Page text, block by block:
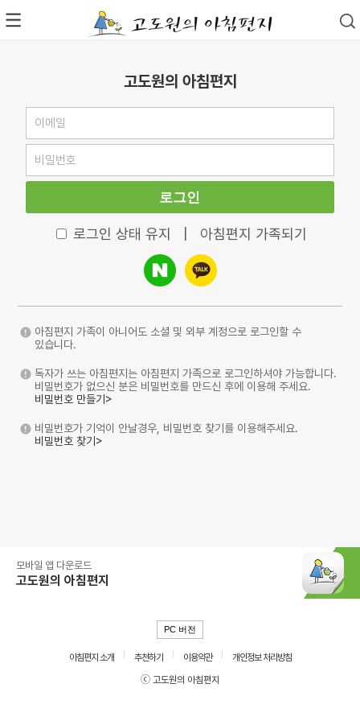
고도원의 아침편지
로그인
로그인 상태 유지 아침편지 가족되기
아침편지 가족이 아니어도 소셜 및 외부 계정으로 로그인할 수
있습니다.
독자가 쓰는 아침편지는 아침편지 가족으로 로그인하셔야 가능합니다.
비밀번호가 없으신 분은 비밀번호를 만드신 후에 이용해 주세요.
비밀번호 만들기>
비밀번호가 기억이 안날경우, 비밀번호 찾기를 이용해주세요.
비밀번호 찾기>
모바일 앱 다운로드
고도원의 아침편지
PC 버전
아침편지 소개 추천하기 이용약관
개인정보 처리방침
ⓒ 고도원의 아침편지